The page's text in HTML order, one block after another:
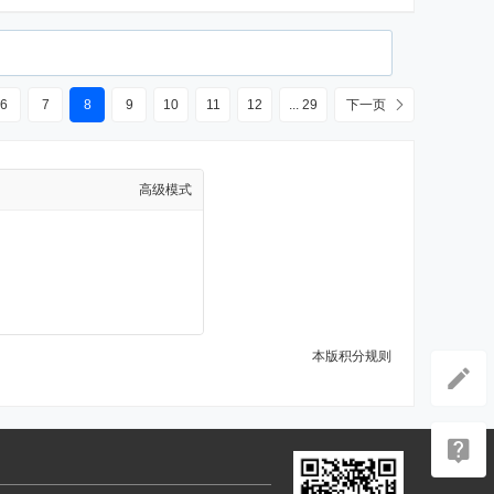
6 7 8 9 10 11 12 ... 29 下一页
高级模式
本版积分规则